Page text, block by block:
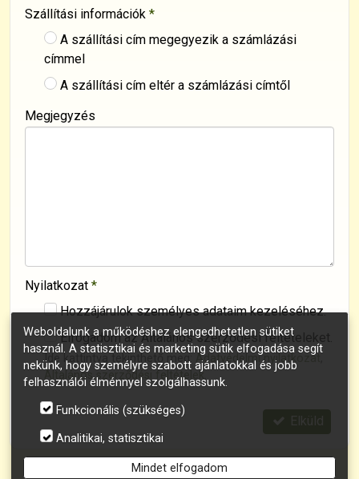
Szállítási információk *
A szállítási cím megegyezik a számlázási
címmel
A szállítási cím eltér a számlázási címtől
Megjegyzés
Nyilatkozat *
Hozzájárulok személyes adataim kezeléséhez.
Elfogadom az Általános szerződési feltételeket.
Ide kattintva tekinthető meg: Adatvédelmi nyilatkozat
Általános szerződési feltételek
Elküld
Weboldalunk a működéshez elengedhetetlen sütiket
használ. A statisztikai és marketing sütik elfogadása segít
nekünk, hogy személyre szabott ajánlatokkal és jobb
felhasználói élménnyel szolgálhassunk.
Funkcionális (szükséges)
Analitikai, statisztikai
Mindet elfogadom